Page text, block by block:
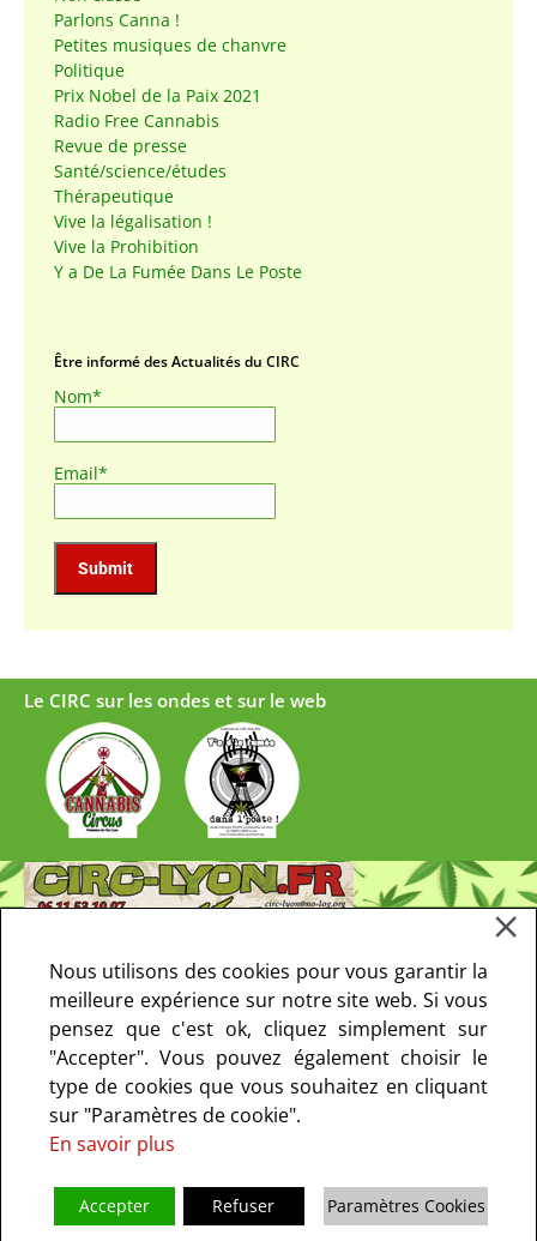
Parlons Canna !
Petites musiques de chanvre
Politique
Prix Nobel de la Paix 2021
Radio Free Cannabis
Revue de presse
Santé/science/études
Thérapeutique
Vive la légalisation !
Vive la Prohibition
Y a De La Fumée Dans Le Poste
Être informé des Actualités du CIRC
Nom*
Email*
Le CIRC sur les ondes et sur le web
Nous utilisons des cookies pour vous garantir la
meilleure expérience sur notre site web. Si vous
pensez que c'est ok, cliquez simplement sur
"Accepter". Vous pouvez également choisir le
type de cookies que vous souhaitez en cliquant
sur "Paramètres de cookie".
En savoir plus
Accepter Refuser Paramètres Cookies